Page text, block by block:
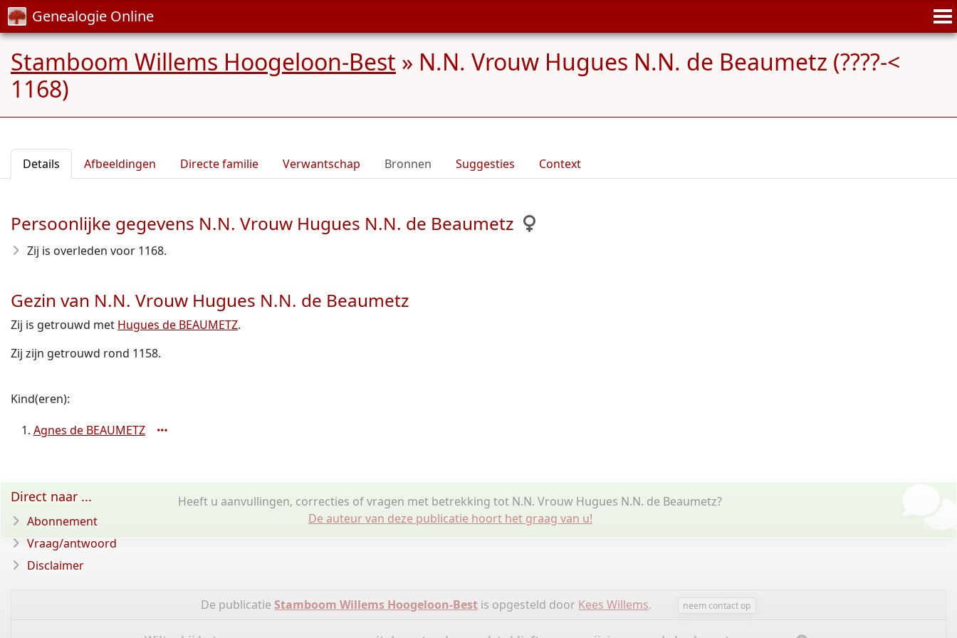
Genealogie Online
Stamboom Willems Hoogeloon-Best » N.N. Vrouw Hugues N.N. de Beaumetz (????-<
1168)
Details Afbeeldingen Directe familie Verwantschap Bronnen Suggesties Context
Persoonlijke gegevens N.N. Vrouw Hugues N.N. de Beaumetz
Zij is overleden voor 1168.
Gezin van N.N. Vrouw Hugues N.N. de Beaumetz
Zij is getrouwd met Hugues de BEAUMETZ.
Zij zijn getrouwd rond 1158.
Kind(eren):
Agnes de BEAUMETZ
Heeft u aanvullingen, correcties of vragen met betrekking tot N.N. Vrouw Hugues N.N. de Beaumetz?
De auteur van deze publicatie hoort het graag van u!
De publicatieStamboom Willems Hoogeloon-Best is opgesteld door Kees Willems. neem contact op
Direct naar ...
Abonnement
Vraag/antwoord
Disclaimer